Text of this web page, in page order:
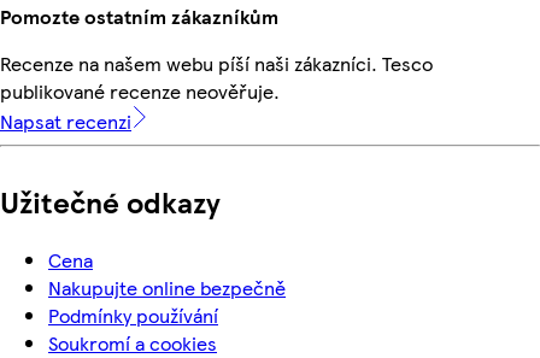
Pomozte ostatním zákazníkům
Recenze na našem webu píší naši zákazníci. Tesco
publikované recenze neověřuje.
Napsat recenzi
Užitečné odkazy
Cena
Nakupujte online bezpečně
Podmínky používání
Soukromí a cookies